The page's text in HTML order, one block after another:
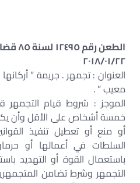
الطعن
٢٠١٨/٠١/٢٢
العنوان : تجمهر . جريمة ”
معيب ” .
الموجز : شروط قيام التجمهر
خمسة أشخاص على الأقل وأن
أو منع أو تعطيل تنفيذ
السلطات في أعمالها أو
باستعمال القوة أو التهديد
التجمهر وشرط تضامن